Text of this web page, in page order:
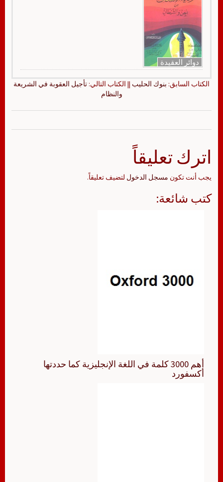
دوائر العقيدة
الكتاب السابق: بنوك الحليب || الكتاب التالي: تأجيل العقوبة في الشريعة
والنظام
اترك تعليقاً
يجب أنت تكون مسجل الدخول لتضيف تعليقاً.
كتب شائعة:
أهم 3000 كلمة في اللغة الإنجليزية كما حددتها
أكسفورد